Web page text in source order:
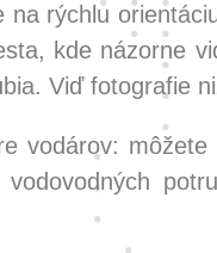
na rýchlu
kde názorne
Viď fotografie
vodárov: